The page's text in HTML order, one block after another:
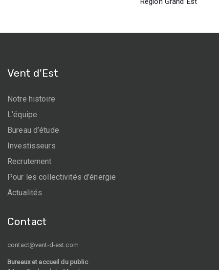
Vent d'Est
Notre histoire
L’équipe
Bureau d’étude
Investisseurs
Recrutement
Pour les collectivités d’énergie
Actualités
Contact
contact@vent-d-est.com
Bureaux et accueil du public